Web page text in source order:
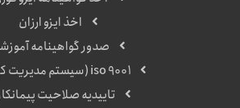
اخذ ایزو ارزان
صدور گواهینامه
iso 9001 (سیستم مدیریت کیفیت)
تاییدیه صلاحیت